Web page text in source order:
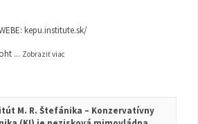
kepu.institute.sk/
... Zobraziť viac
M. R. Štefánika – Konzervatívny